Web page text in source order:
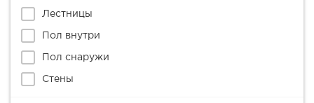
Лестницы
Пол внутри
Пол снаружи
Стены